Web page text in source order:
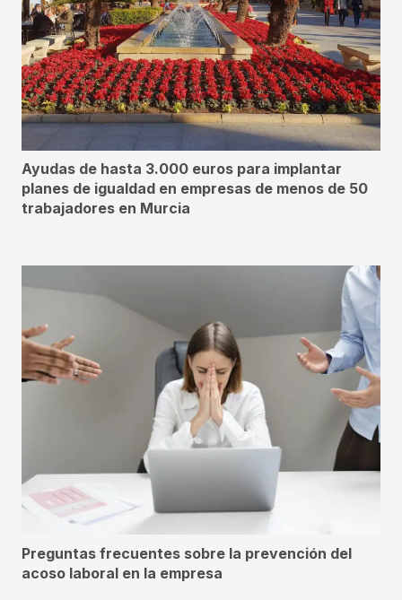
Ayudas de hasta 3.000 euros para implantar
planes de igualdad en empresas de menos de 50
trabajadores en Murcia
Preguntas frecuentes sobre la prevención del
acoso laboral en la empresa